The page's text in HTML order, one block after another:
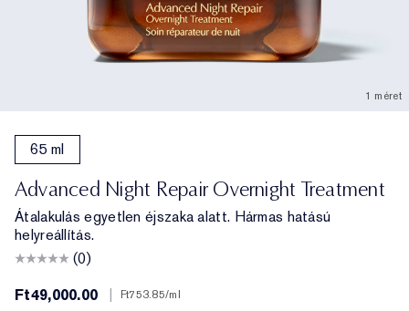
1 méret
65 ml
Advanced Night Repair Overnight Treatment
Átalakulás egyetlen éjszaka alatt. Hármas hatású
helyreállítás.
(0)
Ft49,000.00
Ft753.85/ml